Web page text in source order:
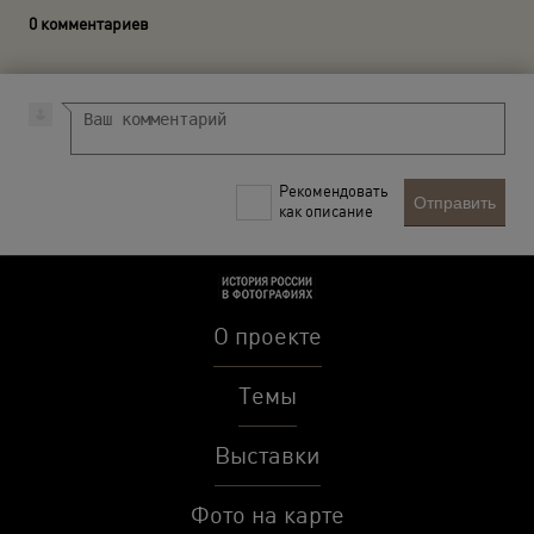
0 комментариев
Рекомендовать
как описание
Отправить
О проекте
Темы
Выставки
Фото на карте